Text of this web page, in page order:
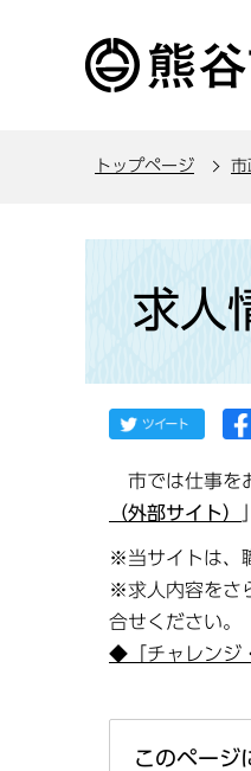
トップページ 市
か
求人
市では仕事を
（外部サイト）
※当サイトは、
※求人内容をさ
合せください。
◆「チャレンジ
このページ